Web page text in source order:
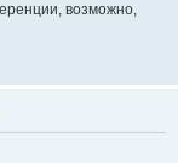
возможно,